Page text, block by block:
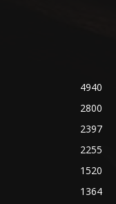
4940
2800
2397
2255
1520
1364